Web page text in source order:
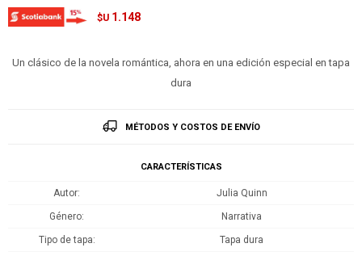
$U 1.148
Un clásico de la novela romántica, ahora en una edición especial en tapa
dura
MÉTODOS Y COSTOS DE ENVÍO
CARACTERÍSTICAS
Autor Julia Quinn
Género Narrativa
Tipo de tapa Tapa dura